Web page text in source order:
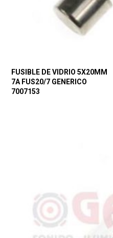
FUSIBLE DE VIDRIO 5X20MM
7A FUS20/7 GENERICO
7007153